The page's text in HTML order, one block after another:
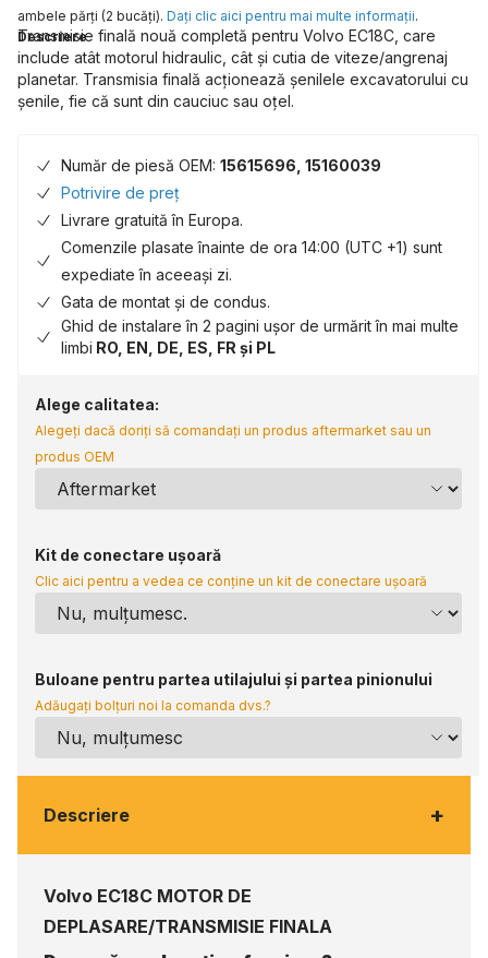
ambele părţi (2 bucăţi). Daţi clic aici pentru mai multe informaţii.
Descriere
Transmisie finală nouă completă pentru Volvo EC18C, care
include atât motorul hidraulic, cât și cutia de viteze/angrenaj
planetar. Transmisia finală acționează șenilele excavatorului cu
șenile, fie că sunt din cauciuc sau oțel.
Număr de piesă OEM: 15615696, 15160039
Potrivire de preț
Livrare gratuită în Europa.
Comenzile plasate înainte de ora 14:00 (UTC +1) sunt
expediate în aceeași zi.
Gata de montat și de condus.
Ghid de instalare în 2 pagini ușor de urmărit în mai multe
limbi RO, EN, DE, ES, FR și PL
Alege calitatea:
Alegeți dacă doriți să comandați un produs aftermarket sau un
produs OEM
Kit de conectare ușoară
Clic aici pentru a vedea ce conține un kit de conectare ușoară
Buloane pentru partea utilajului și partea pinionului
Adăugați bolțuri noi la comanda dvs.?
Descriere +
Volvo EC18C MOTOR DE
DEPLASARE/TRANSMISIE FINALA